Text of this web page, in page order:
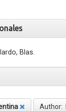
Blas.
Author: